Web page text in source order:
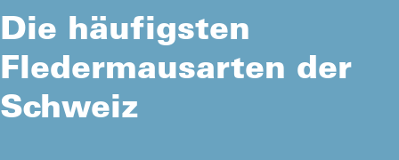
Die häufigsten
Fledermausarten der
Schweiz